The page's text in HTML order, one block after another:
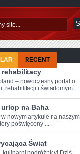
RECENT
rehabilitacy
– nowoczesny portal o
rehabilitacji i świadomym ...
urlop na Baha
w ⁢nowym artykule⁣ na naszym
poświęcony ...
Świat
kulinarni podróżnicy! Dziś